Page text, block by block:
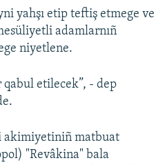
yahşı etip teftiş etmege ve
adamlarnıñ
niyetlene.
qabul etilecek”, - dep
akimiyetiniñ matbuat
"Revâkina" bala